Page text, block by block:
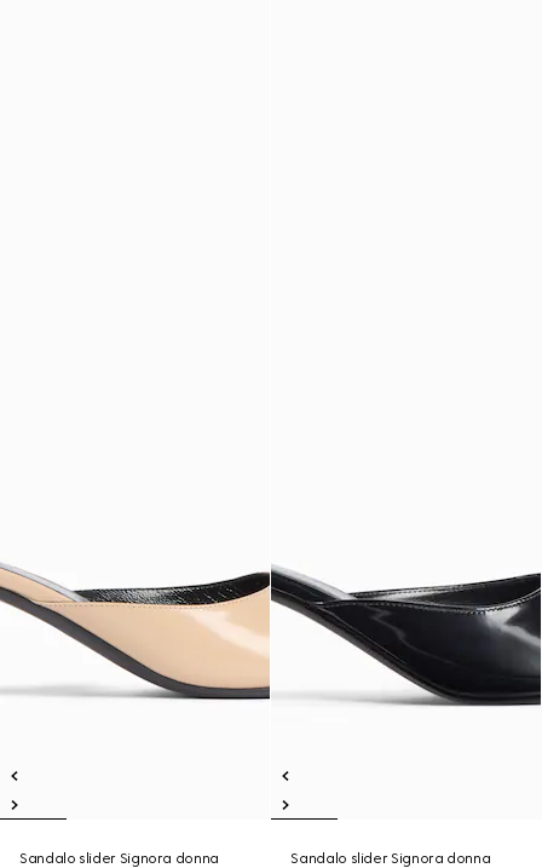
Sandalo slider Signora donna
Sandalo slider Signora donna